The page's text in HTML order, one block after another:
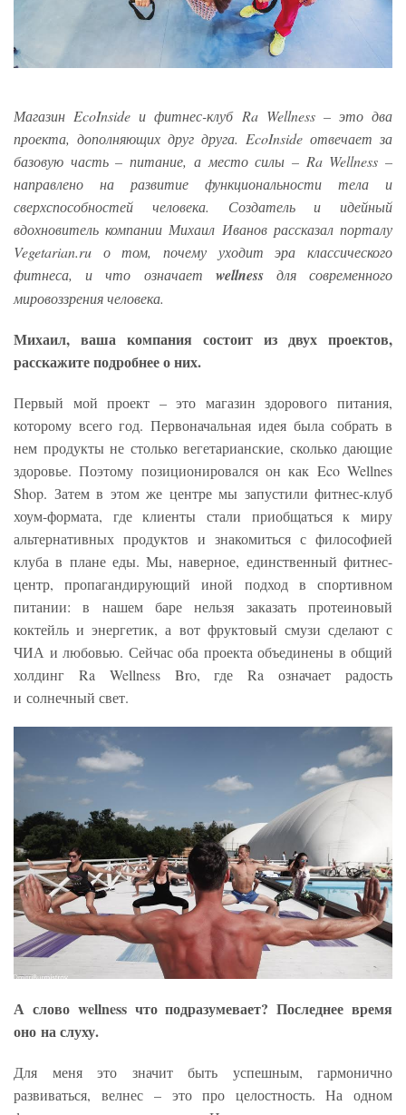
Магазин EcoInside и фитнес-клуб Ra Wellness – это два
проекта, дополняющих друг друга. EcoInside отвечает за
базовую часть– питание, а место силы –Ra Wellness –
направлено на развитие функциональности тела и
сверхспособностей человека. Создатель и идейный
вдохновитель компании Михаил Иванов рассказал порталу
Vegetarian.ru о том, почему уходит эра классического
фитнеса, и что
означает wellness для современного
мировоззрения человека.
Михаил, ваша компания состоит из двух проектов,
расскажите подробнее о них.
Первый мой проект – это магазин здорового питания,
которому всего год. Первоначальная идея была собрать в
нем продукты не столько вегетарианские, сколько дающие
здоровье. Поэтому позиционировался он как Eco Wellnes
Shop. Затем в этом же центре мы запустили фитнес-клуб
хоум-формата, где клиенты стали приобщаться к миру
альтернативных продуктов и знакомиться с философией
клуба в плане еды. Мы, наверное, единственный фитнес-
центр, пропагандирующий иной подход в спортивном
питании: в нашем баре нельзя заказать протеиновый
коктейль и энергетик, а вот фруктовый смузи сделают с
ЧИА и любовью. Сейчас оба проекта объединены в общий
холдинг Ra Wellness Bro, где Ra означает радость
и солнечный свет.
А слово wellness что подразумевает? Последнее время
оно на слуху.
Для меня это значит быть успешным, гармонично
развиваться, велнес – это про целостность. На одном